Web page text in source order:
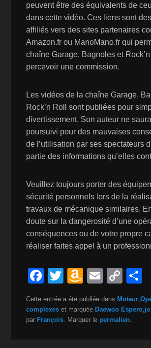
peuvent être des équivalents de
dans cette vidéo. Ces liens sont
affiliés vers des sites partenaires
Amazon.fr ou ManoMano.fr qui
chaîne Garage, Bagnoles et
percevoir une commission.
Les vidéos de la chaîne Garage,
Rock’n Roll sont publiées pour
divertissement. Son auteur ne
poursuivi pour des mauvaises
de l’utilisation par ses spectateurs
partie des informations qu’elles
Veuillez toujours porter des
sécurité personnels lors de la
travaux de mécanique similaires.
doute sur la dangerosité d’une
conséquences ou de votre propre
réaliser faites appel à un
F
c
e
b
T
tt
er
A
a
z
o
E
ail
C
p
y
Li
Cette entrée a été publiée dans Moteur ,
complexes et marquée Daewoo Espero
par François . Marquer le permalien